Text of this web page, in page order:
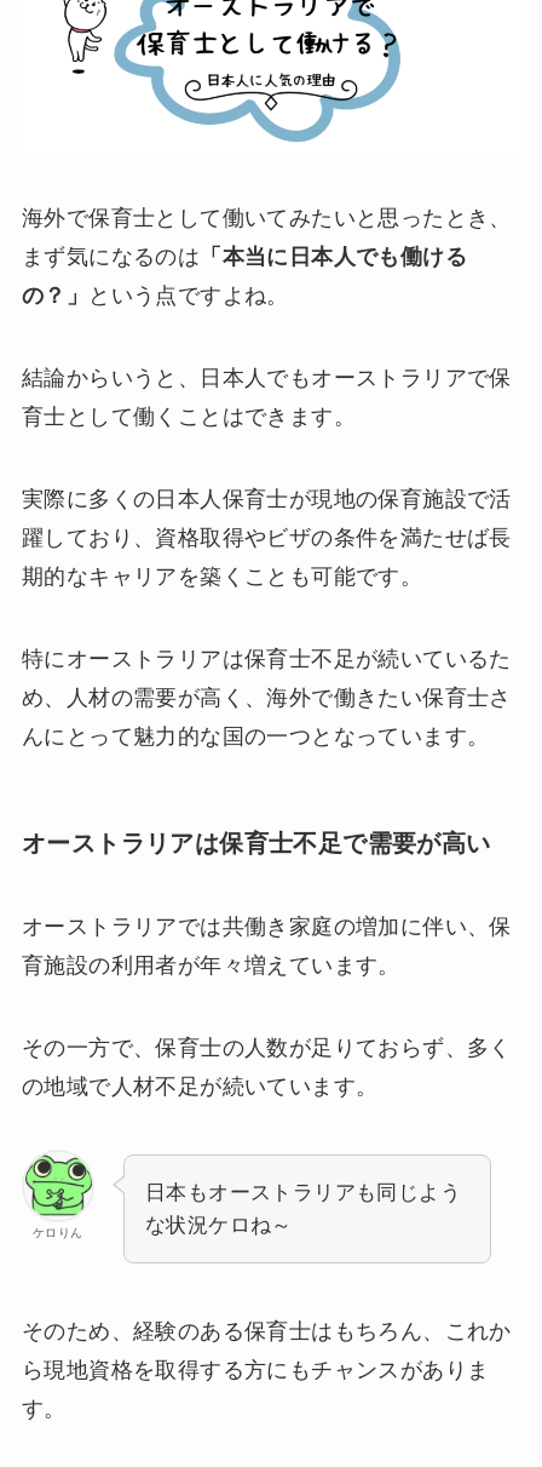
海外で保育士として働いてみたいと思ったとき、
まず気になるのは 「本当に日本人でも働ける
の？」
という点ですよね。
結論からいうと、日本人でもオーストラリアで保
育士として働くことはできます。
実際に多くの日本人保育士が現地の保育施設で活
躍しており、資格取得やビザの条件を満たせば長
期的なキャリアを築くことも可能です。
特にオーストラリアは保育士不足が続いているた
め、人材の需要が高く、海外で働きたい保育士さ
んにとって魅力的な国の一つとなっています。
オーストラリアは保育士不足で需要が高い
オーストラリアでは共働き家庭の増加に伴い、保
育施設の利用者が年々増えています。
その一方で、保育士の人数が足りておらず、多く
の地域で人材不足が続いています。
ケロりん
日本もオーストラリアも同じよう
な状況ケロね～
そのため、経験のある保育士はもちろん、これか
ら現地資格を取得する方にもチャンスがありま
す。